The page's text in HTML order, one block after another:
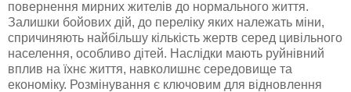
повернення мирних жителів до нормального життя.
Залишки бойових дій, до переліку яких належать міни,
спричиняють найбільшу кількість жертв серед цивільного
населення, особливо дітей. Наслідки мають руйнівний
вплив на їхнє життя, навколишнє середовище та
економіку. Розмінування є ключовим для відновлення